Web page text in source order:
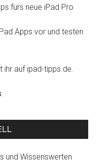
fürs neue iPad Pro
Apps vor und testen
ihr auf ipad-tipps.de.
.
und Wissenswerten